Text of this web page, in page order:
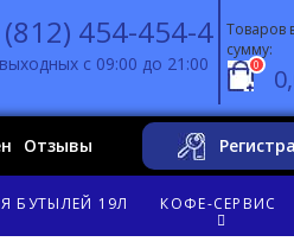
454-454-4
с 09:00 до 21:00
Товаров
сумму:
0
Отзывы
БУТЫЛЕЙ 19Л КОФЕ-СЕРВИС